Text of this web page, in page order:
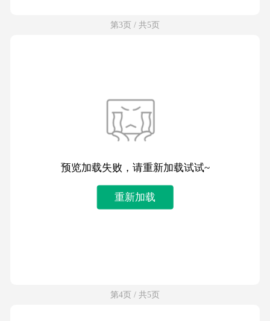
第3页 / 共5页
预览加载失败，请重新加载试试~
重新加载
第4页 / 共5页